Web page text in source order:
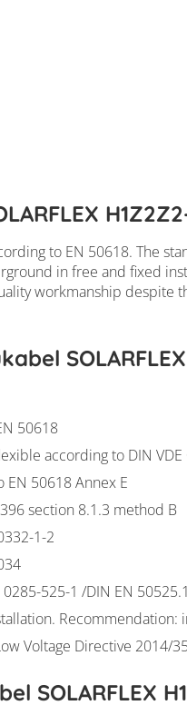
HELUKABEL
to EN 50618. The
in free and fixed
workmanship despite
50618
according to DIN
50618 Annex E
section 8.1.3 method B
1-2
525-1 /DIN EN
Recommendation:
Voltage Directive 2014/
SOLARFLEX